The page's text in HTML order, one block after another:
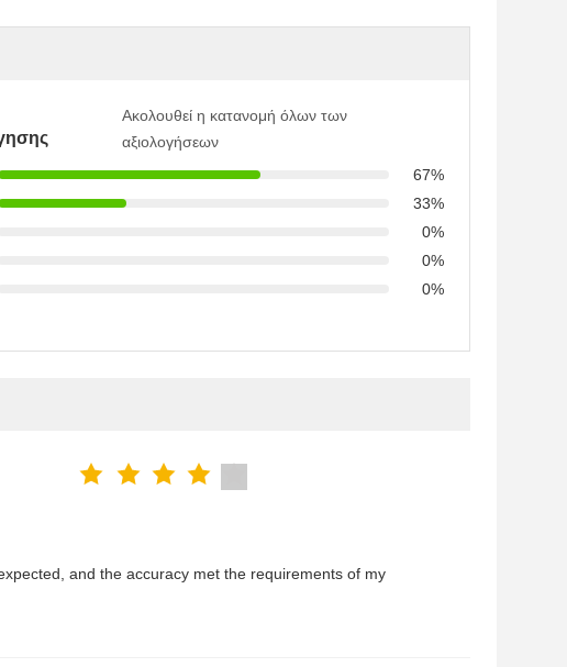
Ακολουθεί η κατανομή όλων των
αξιολογήσεων
67%
33%
0%
0%
0%
and the accuracy met the requirements of my